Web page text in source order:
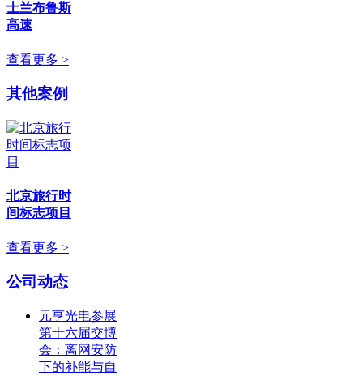
士兰布鲁斯
高速
查看更多 >
其他案例
北京旅行时
间标志项目
查看更多 >
公司动态
元亨光电参展
第十六届交博
会：离网安防
下的补能与自